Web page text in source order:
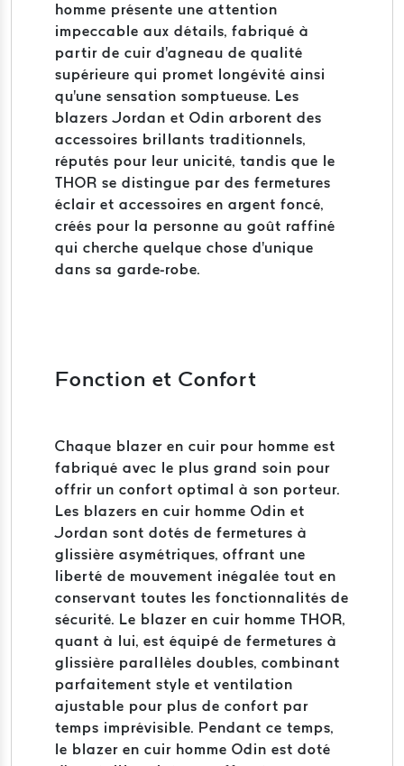
homme présente une attention
impeccable aux détails, fabriqué à
partir de cuir d'agneau de qualité
supérieure qui promet longévité ainsi
qu'une sensation somptueuse. Les
blazers Jordan et Odin arborent des
accessoires brillants traditionnels,
réputés pour leur unicité, tandis que le
THOR se distingue par des fermetures
éclair et accessoires en argent foncé,
créés pour la personne au goût raffiné
qui cherche quelque chose d'unique
dans sa garde-robe.
Fonction et Confort
Chaque blazer en cuir pour homme est
fabriqué avec le plus grand soin pour
offrir un confort optimal à son porteur.
Les blazers en cuir homme Odin et
Jordan sont dotés de fermetures à
glissière asymétriques, offrant une
liberté de mouvement inégalée tout en
conservant toutes les fonctionnalités de
sécurité. Le blazer en cuir homme THOR,
quant à lui, est équipé de fermetures à
glissière parallèles doubles, combinant
parfaitement style et ventilation
ajustable pour plus de confort par
temps imprévisible. Pendant ce temps,
le blazer en cuir homme Odin est doté